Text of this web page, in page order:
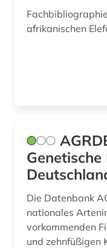
biochemie (3)
biografie (2)
biologie (43)
afrikanischen
Genetische
Die Datenbank
nationales
vorkommenden
und zehnfüßigen